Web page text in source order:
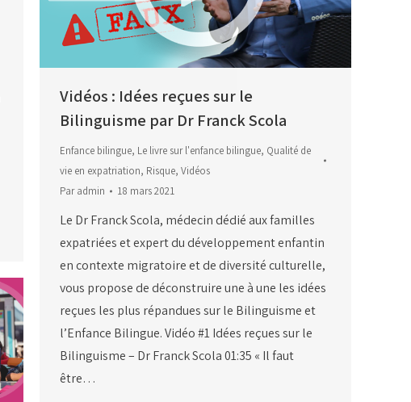
Vidéos : Idées reçues sur le
Bilinguisme par Dr Franck Scola
Enfance bilingue, Le livre sur l'enfance bilingue, Qualité de
vie en expatriation, Risque, Vidéos
Paradmin 18 mars 2021
Le Dr Franck Scola, médecin dédié aux familles
expatriées et expert du développement enfantin
en contexte migratoire et de diversité culturelle,
vous propose de déconstruire une à une les idées
reçues les plus répandues sur le Bilinguisme et
l’Enfance Bilingue. Vidéo #1 Idées reçues sur le
Bilinguisme – Dr Franck Scola 01:35 « Il faut
être…